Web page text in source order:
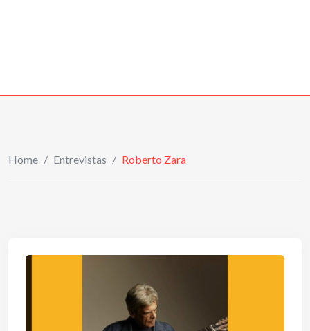
Home / Entrevistas / Roberto Zara